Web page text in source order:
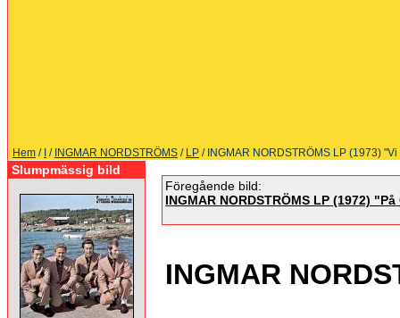
Hem / / INGMAR NORDSTRÖMS / LP / INGMAR NORDSTRÖMS LP (1973)
Slumpmässig bild
Föregående bild:
INGMAR NORDSTRÖMS LP (1972)
INGMAR